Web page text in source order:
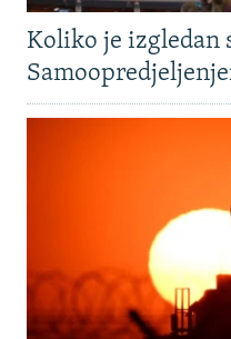
Koliko je izgledan